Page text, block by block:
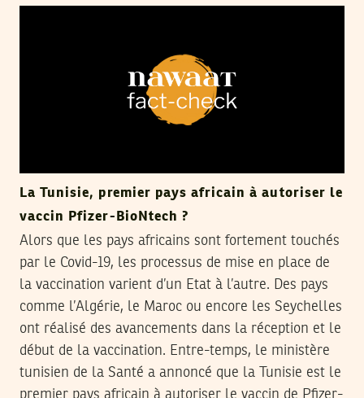
La Tunisie, premier pays africain à autoriser le
vaccin Pfizer-BioNtech ?
Alors que les pays africains sont fortement touchés
par le Covid-19, les processus de mise en place de
la vaccination varient d’un Etat à l’autre. Des pays
comme l’Algérie, le Maroc ou encore les Seychelles
ont réalisé des avancements dans la réception et le
début de la vaccination. Entre-temps, le ministère
tunisien de la Santé a annoncé que la Tunisie est le
premier pays africain à autoriser le vaccin de Pfizer-